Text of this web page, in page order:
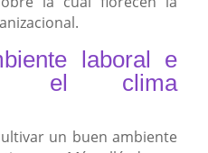
laboral e
el clima
un buen ambiente